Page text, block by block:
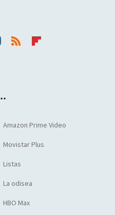
Amazon Prime Video
Movistar Plus
Listas
La odisea
HBO Max